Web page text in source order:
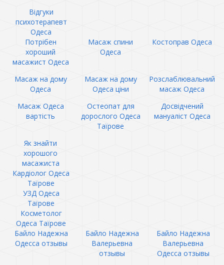
Відгуки
психотерапевт
Одеса
Потрібен
хороший
масажист Одеса
Масаж спини
Одеса
Костоправ Одеса
Масаж на дому
Одеса
Масаж на дому
Одеса ціни
Розслаблювальний
масаж Одеса
Масаж Одеса
вартість
Остеопат для
дорослого Одеса
Таїрове
Досвідчений
мануаліст Одеса
Як знайти
хорошого
масажиста
Кардіолог Одеса
Таїрове
УЗД Одеса
Таїрове
Косметолог
Одеса Таїрове
Байло Надежна
Одесса отзывы
Байло Надежна
Валерьевна
отзывы
Байло Надежна
Валерьевна
Одесса отзывы